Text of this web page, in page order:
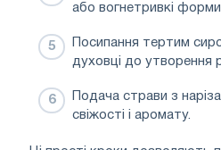
або вогнетривкі
Посипання тертим
духовці до утворення
Подача страви з
свіжості і аромату.